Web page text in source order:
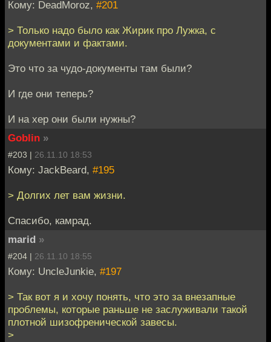
Кому: DeadMoroz, #201
> Только надо было как Жирик про Лужка, с
документами и фактами.
Это что за чудо-документы там были?
И где они теперь?
И на хер они были нужны?
Goblin »
#203 | 26.11.10 18:53
Кому: JackBeard, #195
> Долгих лет вам жизни.
Спасибо, камрад.
marid »
#204 | 26.11.10 18:55
Кому: UncleJunkie, #197
> Так вот я и хочу понять, что это за внезапные
проблемы, которые раньше не заслуживали такой
плотной шизофренической завесы.
>